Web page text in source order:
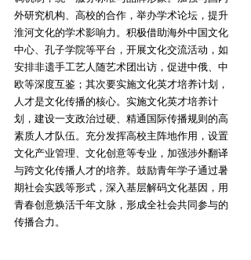
外研究机构、高校的合作，举办学术论坛，提升
淮河文化的学术影响力。积极借助海外中国文化
中心、孔子学院等平台，开展文化交流活动，如
安排非遗手工艺人随艺术团出访，促进中俄、中
欧等深度互鉴；其次要实施文化英才培养计划‌，
人才是文化传播的核心。实施文化英才培养计
划，建设一支政治过硬、精通国际传播规则的高
素质人才队伍。充分发挥高校主阵地作用，设置
文化产业管理、文化创意等专业，加强涉外翻译
与跨文化传播人才的培养。鼓励青年学子通过暑
期社会实践等形式，深入基层解码文化基因，用
青春创意焕活千年文脉，形成全社会共同参与的
传播合力。